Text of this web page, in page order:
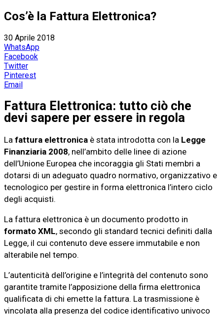
Cos’è la Fattura Elettronica?
30 Aprile 2018
WhatsApp
Facebook
Twitter
Pinterest
Email
Fattura Elettronica: tutto ciò che
devi sapere per essere in regola
La fattura elettronica è stata introdotta con la Legge
Finanziaria 2008, nell’ambito delle linee di azione
dell’Unione Europea che incoraggia gli Stati membri a
dotarsi di un adeguato quadro normativo, organizzativo e
tecnologico per gestire in forma elettronica l’intero ciclo
degli acquisti.
La fattura elettronica è un documento prodotto in
formato XML, secondo gli standard tecnici definiti dalla
Legge, il cui contenuto deve essere immutabile e non
alterabile nel tempo.
L’autenticità dell’origine e l’integrità del contenuto sono
garantite tramite l’apposizione della firma elettronica
qualificata di chi emette la fattura. La trasmissione è
vincolata alla presenza del codice identificativo univoco